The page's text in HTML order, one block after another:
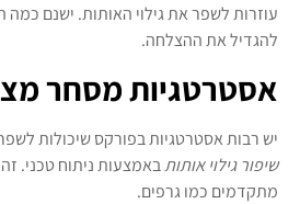
עוזרות לשפר את גילוי האותות. ישנם כמה
להגדיל את ההצלחה.
אסטרטגיות מסחר
יש רבות אסטרטגיות בפורקס שיכולות
שיפור גילוי אותותבאמצעות ניתוח טכני.
מתקדמים כמו גרפים.